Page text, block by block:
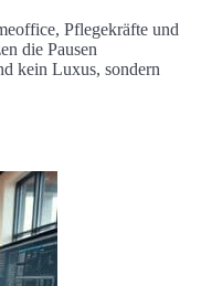
Pflegekräfte und
die Pausen
kein Luxus, sondern